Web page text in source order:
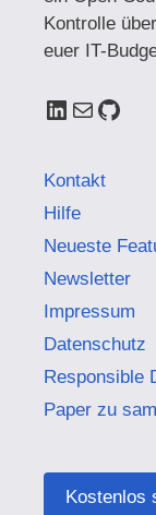
Kontrolle
euer IT-
LinkedIn
E-Mail
Kontakt
Hilfe
Neueste
Newsletter
Impressum
Datenschutz
Responsible
Paper zu
Kostenlos